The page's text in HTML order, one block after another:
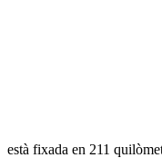
està fixada en 211